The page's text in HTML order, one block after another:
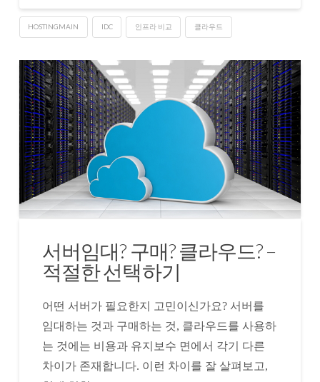
HOSTINGMAIN IDC 인프라 비교 클라우드
서버임대? 구매? 클라우드? –
적절한 선택하기
어떤 서버가 필요한지 고민이신가요? 서버를
임대하는 것과 구매하는 것, 클라우드를 사용하
는 것에는 비용과 유지보수 면에서 각기 다른
차이가 존재합니다. 이런 차이를 잘 살펴보고,